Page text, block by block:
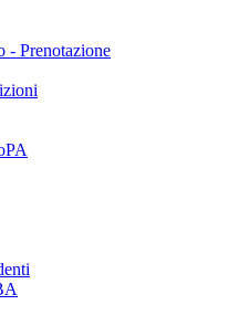
- Prenotazione